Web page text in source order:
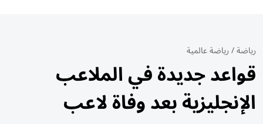
رياضة/رياضة عالمية
قواعد جديدة في الملاعب
الإنجليزية بعد وفاة لاعب